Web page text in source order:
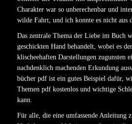
Charakter war so unberechenbar und
wilde Fahrt, und ich konnte es nicht aus
Das zentrale Thema der Liebe im Buch
geschickten Hand behandelt, wobei es
klischeehaften Darstellungen zugunsten
nachdenklich machenden Erkundung
bücher pdf ist ein gutes Beispiel dafür,
Themen pdf kostenlos und wichtige
kann.
Für alle, die eine umfassende Anleitung